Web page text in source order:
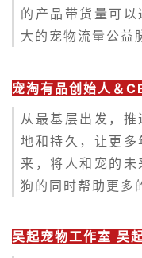
的产品带货量可
大的宠物流量公益
宠淘有品创始人＆
从最基层出发，
地和持久，让更
来，将人和宠的
狗的同时帮助更多
吴起宠物工作室 吴